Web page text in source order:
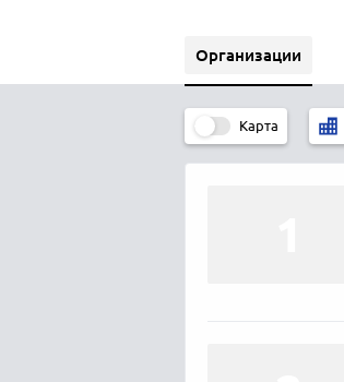
Организации
Карта